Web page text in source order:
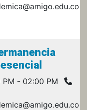
PM - 02:00 PM